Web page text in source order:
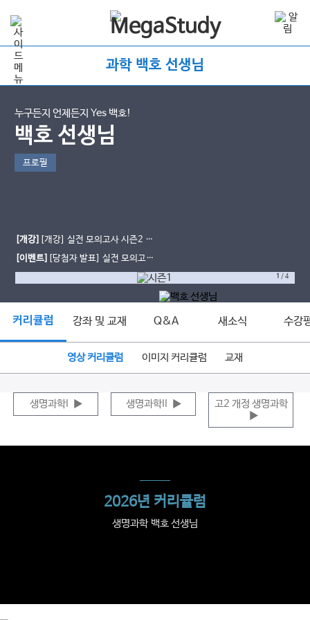
과학 백호 선생님
누구든지 언제든지 Yes 백호!
백호 선생님
프로필
[개강] [개강] 실전 모의고사 시즌2 개
강&교재 입고
[이벤트] [당첨자 발표] 실전 모의고사
열공 다짐 이벤트
1 /4
커리큘럼 강좌 및 교재 Q&A 새소식 수강
영상 커리큘럼 이미지 커리큘럼 교재
생명과학I ▶ 생명과학II ▶
고2 개정 생명과학
▶
2026년 커리큘럼
생명과학 백호 선생님